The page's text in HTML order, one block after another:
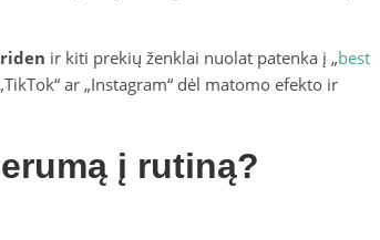
ir kiti prekių ženklai nuolat patenka į „best
ar „Instagram“ dėl matomo efekto ir
į rutiną?